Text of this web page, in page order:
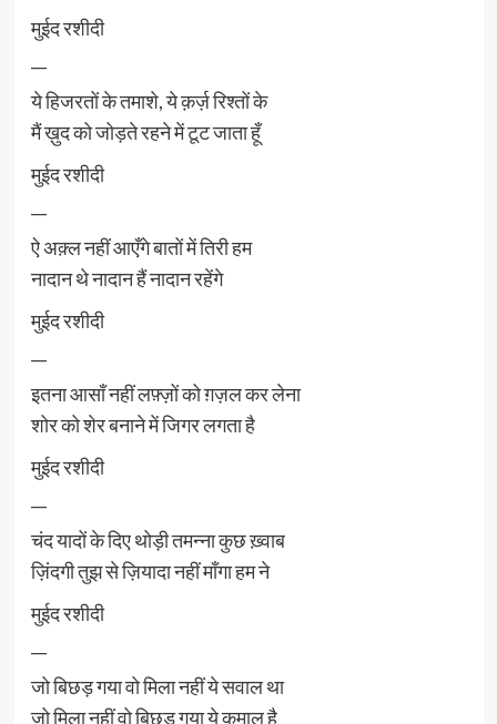
मुईद रशीदी
ये हिजरतों के तमाशे, ये क़र्ज़ रिश्तों के
मैं ख़ुद को जोड़ते रहने में टूट जाता हूँ
मुईद रशीदी
ऐ अक़्ल नहीं आएँगे बातों में तिरी हम
नादान थे नादान हैं नादान रहेंगे
मुईद रशीदी
इतना आसाँ नहीं लफ़्ज़ों को ग़ज़ल कर लेना
शोर को शेर बनाने में जिगर लगता है
मुईद रशीदी
चंद यादों के दिए थोड़ी तमन्ना कुछ ख़्वाब
ज़िंदगी तुझ से ज़ियादा नहीं माँगा हम ने
मुईद रशीदी
जो बिछड़ गया वो मिला नहीं ये सवाल था
जो मिला नहीं वो बिछड़ गया ये कमाल है